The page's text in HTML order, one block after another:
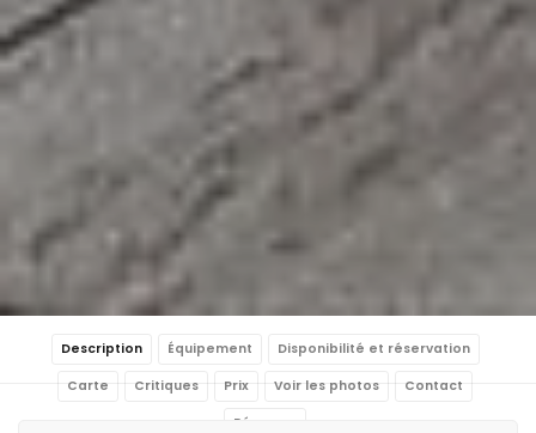
Description Équipement Disponibilité et réservation
Carte Critiques Prix Voir les photos Contact
Réserver